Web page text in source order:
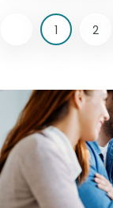
1 2